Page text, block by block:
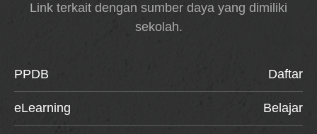
Link terkait dengan sumber daya yang dimiliki
sekolah.
PPDB Daftar
eLearning Belajar